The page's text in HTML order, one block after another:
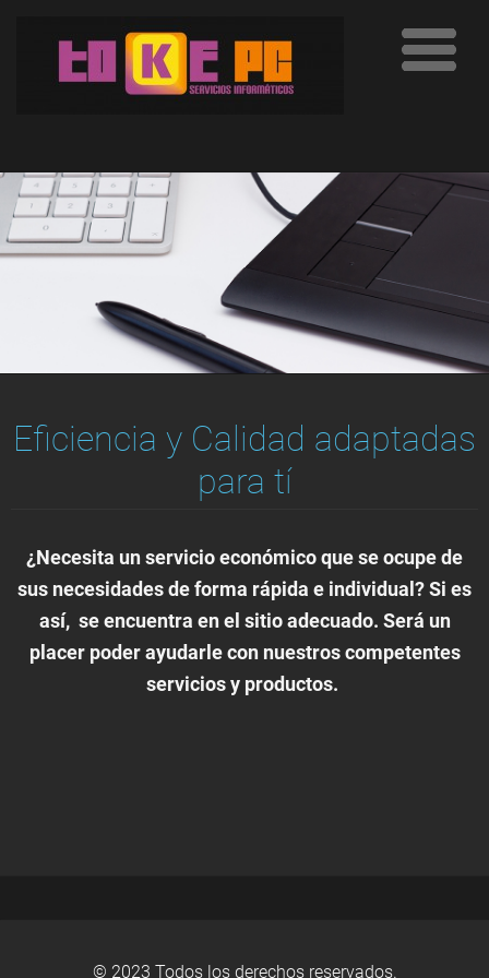
Eficiencia y Calidad adaptadas
para tí
¿Necesita un servicio económico que se ocupe de
sus necesidades de forma rápida e individual? Si es
así, se encuentra en el sitio adecuado. Será un
placer poder ayudarle con nuestros competentes
servicios y productos.
© 2023 Todos los derechos reservados.